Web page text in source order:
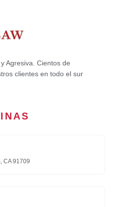
Agresiva. Cientos de
clientes en todo el sur
CA 91709